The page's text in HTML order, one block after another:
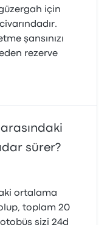
için
şansınızı
rezerve
sürer?
ortalama
toplam 20
sizi 24d